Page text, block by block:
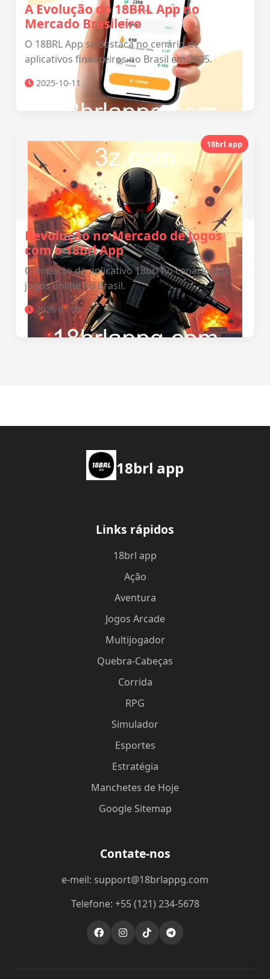
A Evolução do 18BRL App no
Mercado Brasileiro
O 18BRL App se destaca no cenário de
aplicativos financeiros no Brasil em 2025.
2025-10-11
18brl app
Revolução no Mercado de Jogos
com o 18brl App
O impacto do aplicativo 18brl no cenário dos
jogos online no Brasil.
2026-01-03
18brl app
Links rápidos
18brl app
Ação
Aventura
Jogos Arcade
Multijogador
Quebra-Cabeças
Corrida
RPG
Simulador
Esportes
Estratégia
Manchetes de Hoje
Google Sitemap
Contate-nos
e-meil: support@18brlappg.com
Telefone: +55 (121) 234-5678